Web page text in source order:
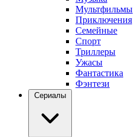
Мультфильмы
Приключения
Семейные
Спорт
Триллеры
Ужасы
Фантастика
Фэнтези
Сериалы